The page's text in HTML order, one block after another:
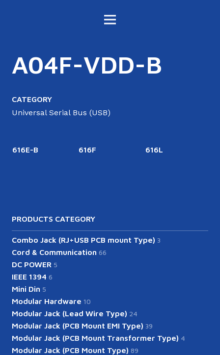
A04F-VDD-B
CATEGORY
Universal Serial Bus (USB)
616E-B 616F 616L
PRODUCTS CATEGORY
Combo Jack (RJ+USB PCB mount Type) 3
Cord & Communication 66
DC POWER 5
IEEE 1394 6
Mini Din 5
Modular Hardware 10
Modular Jack (Lead Wire Type) 24
Modular Jack (PCB Mount EMI Type) 39
Modular Jack (PCB Mount Transformer Type) 4
Modular Jack (PCB Mount Type) 89